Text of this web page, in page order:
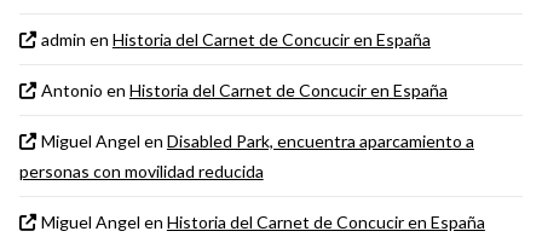
admin en Historia del Carnet de Concucir en España
Antonio en Historia del Carnet de Concucir en España
Miguel Angel en Disabled Park, encuentra aparcamiento a
personas con movilidad reducida
Miguel Angel en Historia del Carnet de Concucir en España